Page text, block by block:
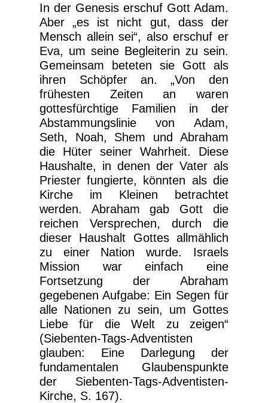
In der Genesis erschuf Gott Adam.
Aber „es ist nicht gut, dass der
Mensch allein sei“, also erschuf er
Eva, um seine Begleiterin zu sein.
Gemeinsam beteten sie Gott als
ihren Schöpfer an. „Von den
frühesten Zeiten an waren
gottesfürchtige Familien in der
Abstammungslinie von Adam,
Seth, Noah, Shem und Abraham
die Hüter seiner Wahrheit. Diese
Haushalte, in denen der Vater als
Priester fungierte, könnten als die
Kirche im Kleinen betrachtet
werden. Abraham gab Gott die
reichen Versprechen, durch die
dieser Haushalt Gottes allmählich
zu einer Nation wurde. Israels
Mission war einfach eine
Fortsetzung der Abraham
gegebenen Aufgabe: Ein Segen für
alle Nationen zu sein, um Gottes
Liebe für die Welt zu zeigen“
(Siebenten-Tags-Adventisten
glauben: Eine Darlegung der
fundamentalen Glaubenspunkte
der Siebenten-Tags-Adventisten-
Kirche, S. 167).